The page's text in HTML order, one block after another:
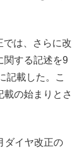
では、さらに改
関する記述を9
記載した。こ
の始まりとさ
ダイヤ改正の